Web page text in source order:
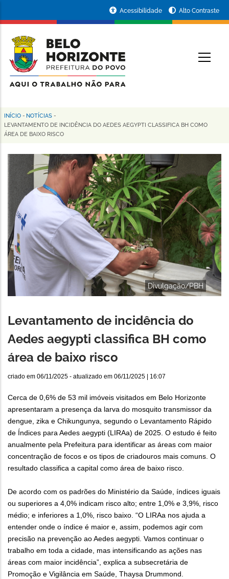
conteúdo
principal
da
Prefeitura
de
Horizonte
Acessibilidade Alto Contraste
Trilha
de
navegação
INÍCIO - NOTÍCIAS -
LEVANTAMENTO DE INCIDÊNCIA DO AEDES AEGYPTI CLASSIFICA BH COMO
ÁREA DE BAIXO RISCO
Divulgação/PBH
Levantamento de incidência do
Aedes aegypti classifica BH como
área de baixo risco
criado em 06/11/2025 - atualizado em 06/11/2025 | 16:07
Cerca de 0,6% de 53 mil imóveis visitados em Belo Horizonte
apresentaram a presença da larva do mosquito transmissor da
dengue, zika e Chikungunya, segundo o Levantamento Rápido
de Índices para Aedes aegypti (LIRAa) de 2025. O estudo é feito
anualmente pela Prefeitura para identificar as áreas com maior
concentração de focos e os tipos de criadouros mais comuns. O
resultado classifica a capital como área de baixo risco.
De acordo com os padrões do Ministério da Saúde, índices iguais
ou superiores a 4,0% indicam risco alto; entre 1,0% e 3,9%, risco
médio; e inferiores a 1,0%, risco baixo. “O LIRAa nos ajuda a
entender onde o índice é maior e, assim, podemos agir com
precisão na prevenção ao Aedes aegypti. Vamos continuar o
trabalho em toda a cidade, mas intensificando as ações nas
áreas com maior incidência”, explica a subsecretária de
Promoção e Vigilância em Saúde, Thaysa Drummond.